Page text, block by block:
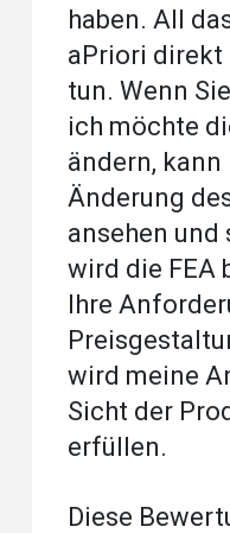
haben. All
aPriori direkt
tun. Wenn
ich möchte
ändern,
Änderung
ansehen und
wird die FEA
Ihre
wird meine
Sicht der
erfüllen.
Diese